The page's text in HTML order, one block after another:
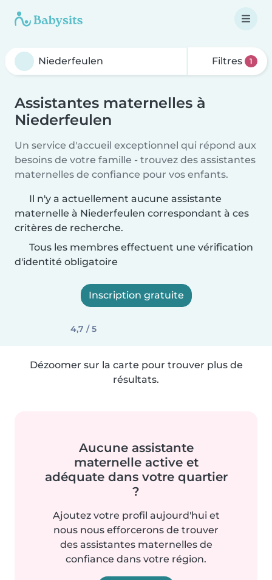
Filtres 1
Assistantes maternelles à
Niederfeulen
Un service d'accueil exceptionnel qui répond aux
besoins de votre famille - trouvez des assistantes
maternelles de confiance pour vos enfants.
Il n'y a actuellement aucune assistante
maternelle à Niederfeulen correspondant à ces
critères de recherche.
Tous les membres effectuent une vérification
d'identité obligatoire
Inscription gratuite
4,7 / 5
Dézoomer sur la carte pour trouver plus de
résultats.
Aucune assistante
maternelle active et
adéquate dans votre quartier
?
Ajoutez votre profil aujourd'hui et
nous nous efforcerons de trouver
des assistantes maternelles de
confiance dans votre région.